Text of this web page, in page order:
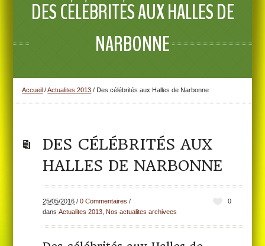
DES CÉLÉBRITÉS AUX HALLES DE
NARBONNE
Accueil /Actualites 2013 / Des célébrités aux Halles de Narbonne
DES CÉLÉBRITÉS AUX
HALLES DE NARBONNE
0
25/05/2016 /0 Commentaires /
dansActualites 2013 Nos actualites archivees